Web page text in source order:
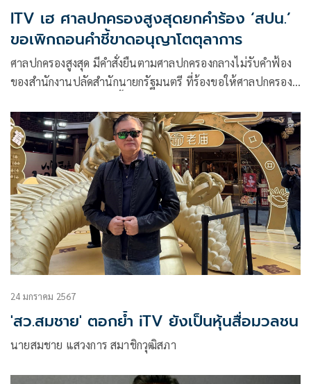
ITV เฮ ศาลปกครองสูงสุดยกคำร้อง ‘สปน.’
ขอเพิกถอนคำชี้ขาดอนุญาโตตุลาการ
ศาลปกครองสูงสุด มีคำสั่งยืนตามศาลปกครองกลางไม่รับคำฟ้อง
ของสำนักงานปลัดสำนักนายกรัฐมนตรี ที่ร้องขอให้ศาลปกครองมี
พิพาทระหว่างสำนักงานปลัดสำนักนายกรัฐมนตรี (สปน.) กับ
บริษัท ไอทีวี จำกัด (มหาชน) หรือ ไอทีวี
24 มกราคม 2567
'สว.สมชาย' ตอกย้ำ iTV ยังเป็นหุ้นสื่อมวลชน
นายสมชาย แสวงการ สมาชิกวุฒิสภา